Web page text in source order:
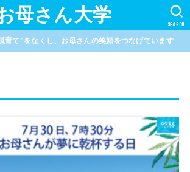
母さん大学 SEARCH
育て”をなくし、お母さんの笑顔をつなげています
乾杯